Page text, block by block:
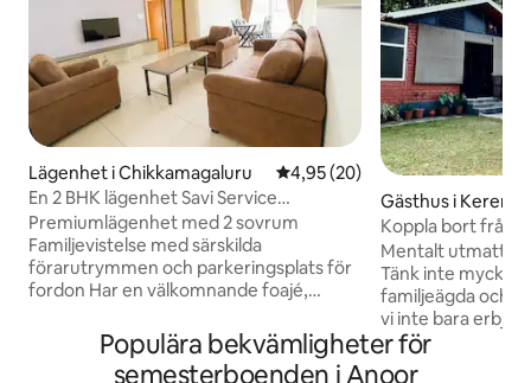
Lägenhet i Chikkamagaluru 4,95 av 5 i genomsnittligt
4,95 (20)
En 2 BHK lägenhet Savi Service
Apartment chikmagalur
Premiumlägenhet med 2 sovrum
Familjevistelse med särskilda
förarutrymmen och parkeringsplats för
fordon Har en välkomnande foajé,
en egen balkong, två luftkonditionerade
Gästhus i
Koppla bort från
inre friden
Mentalt
Tänk inte mycket,
familjeägda och
vi inte bara
bekvämligheter
om parkering,
Populära bekvämligheter för
semesterboenden i Anoor